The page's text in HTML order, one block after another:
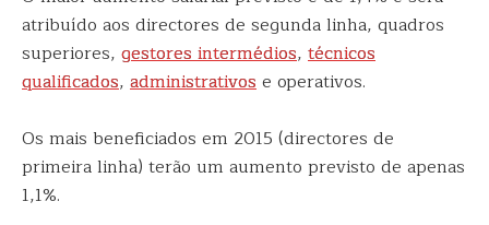
atribuído aos directores de segunda linha, quadros
superiores, gestores intermédios, técnicos
qualificados, administrativose operativos.
Os mais beneficiados em 2015 (directores de
primeira linha) terão um aumento previsto de apenas
1,1%.